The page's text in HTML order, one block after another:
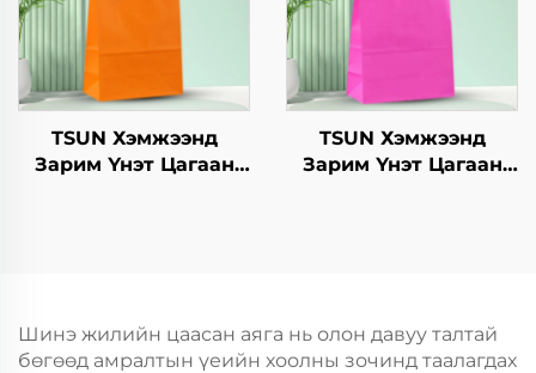
TSUN Хэмжээнд
Зарим Үнэт Цагаан
Пластик Пакинг
TSUN Хэмжээнд
Зарим Үнэт Цагаан
Шинэ жилийн цаасан аяга нь олон давуу талтай
бөгөөд амралтын үеийн хоолны зочинд таалагдах